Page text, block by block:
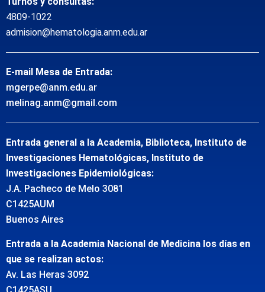
4809-1022
admision@hematologia.anm.edu.ar
E-mail Mesa de Entrada:
mgerpe@anm.edu.ar
melinag.anm@gmail.com
Entrada general a la Academia, Biblioteca, Instituto de
Investigaciones Hematológicas, Instituto de
Investigaciones Epidemiológicas:
J.A. Pacheco de Melo 3081
C1425AUM
Buenos Aires
Entrada a la Academia Nacional de Medicina los días en
que se realizan actos:
Av. Las Heras 3092